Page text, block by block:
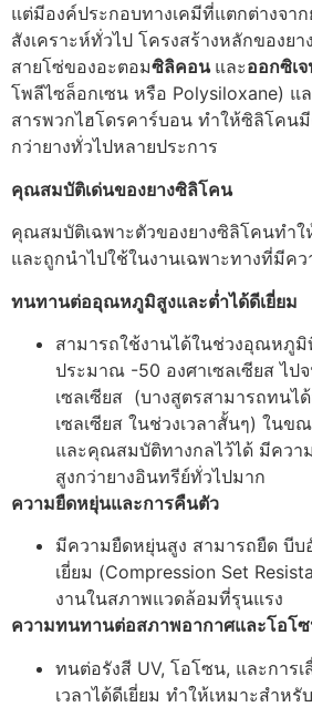
แต่มีองค์ประกอบทางเคมีที่แตกต่างจา
สังเคราะห์ทั่วไป โครงสร้างหลักของย
สายโซ่ของอะตอมซิลิคอน และออกซิเ
โพลีไซล็อกเซน หรือ Polysiloxane) แ
สารพวกไฮโดรคาร์บอน ทำให้ซิลิโคน
กว่ายางทั่วไปหลายประการ
คุณสมบัติเด่นของยางซิลิโคน
คุณสมบัติเฉพาะตัวของยางซิลิโคนทำ
และถูกนำไปใช้ในงานเฉพาะทางที่มีคว
ทนทานต่ออุณหภูมิสูงและต่ำได้ดีเยี่ยม
สามารถใช้งานได้ในช่วงอุณหภูมิ
ประมาณ -50 องศาเซลเซียส ไป
เซลเซียส (บางสูตรสามารถทนไ
เซลเซียส ในช่วงเวลาสั้นๆ) ใน
และคุณสมบัติทางกลไว้ได้ มีควา
สูงกว่ายางอินทรีย์ทั่วไปมาก
ความยืดหยุ่นและการคืนตัว
มีความยืดหยุ่นสูง สามารถยืด บีบ
เยี่ยม (Compression Set
งานในสภาพแวดล้อมที่รุนแรง
ความทนทานต่อสภาพอากาศและโอโ
ทนต่อรังสี UV, โอโซน, และการ
เวลาได้ดีเยี่ยม ทำให้เหมาะสำห